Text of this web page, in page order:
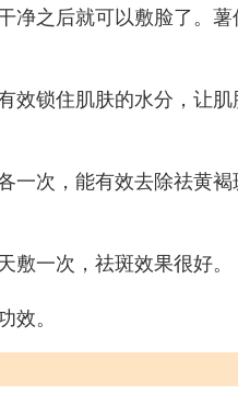
之后就可以敷脸了。薯
效锁住肌肤的水分，让
一次，能有效去除祛黄
一次，祛斑效果很好。
。